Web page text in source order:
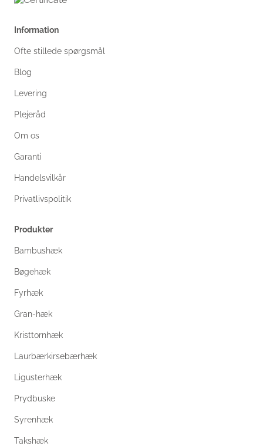
Information
Ofte stillede spørgsmål
Blog
Levering
Plejeråd
Om os
Garanti
Handelsvilkår
Privatlivspolitik
Produkter
Bambushæk
Bøgehæk
Fyrhæk
Gran-hæk
Kristtornhæk
Laurbærkirsebærhæk
Ligusterhæk
Prydbuske
Syrenhæk
Takshæk